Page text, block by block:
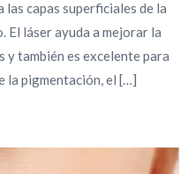
capas superficiales de la
láser ayuda a mejorar la
y también es excelente para
la pigmentación, el […]